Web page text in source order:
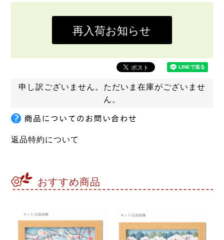
再入荷お知らせ
申し訳ございません。ただいま在庫がございませ
ん。
返品特約について
おすすめ商品